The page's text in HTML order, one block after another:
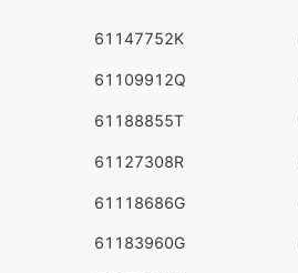
61147752K
61109912Q
61188855T
61127308R
61118686G
61183960G